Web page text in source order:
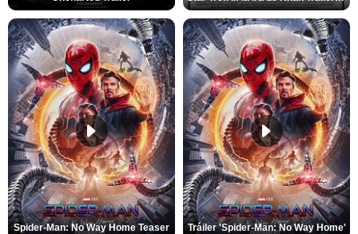
Spider-Man: No Way Home Teaser Tráiler 'Spider-Man: No Way Home'